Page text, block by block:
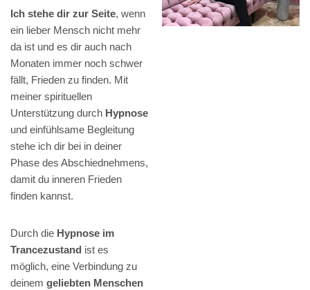
Ich stehe dir zur Seite, wenn
ein lieber Mensch nicht mehr
da ist und es dir auch nach
Monaten immer noch schwer
fällt, Frieden zu finden. Mit
meiner spirituellen
Unterstützung durch Hypnose
und einfühlsame Begleitung
stehe ich dir bei in deiner
Phase des Abschiednehmens,
damit du inneren Frieden
finden kannst.
Durch die Hypnose im
Trancezustand ist es
möglich, eine Verbindung zu
deinem geliebten Menschen